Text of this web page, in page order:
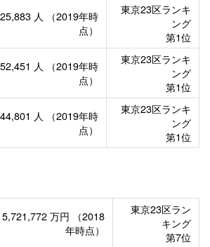
人
（2019年時
点）
東京23区ランキ
ング
第1位
人
（2019年時
点）
東京23区ランキ
ング
第1位
人
（2019年時
点）
東京23区ランキ
ング
第1位
5,721,772 万円
（2018
年時点）
東京23区ラン
キング
第7位